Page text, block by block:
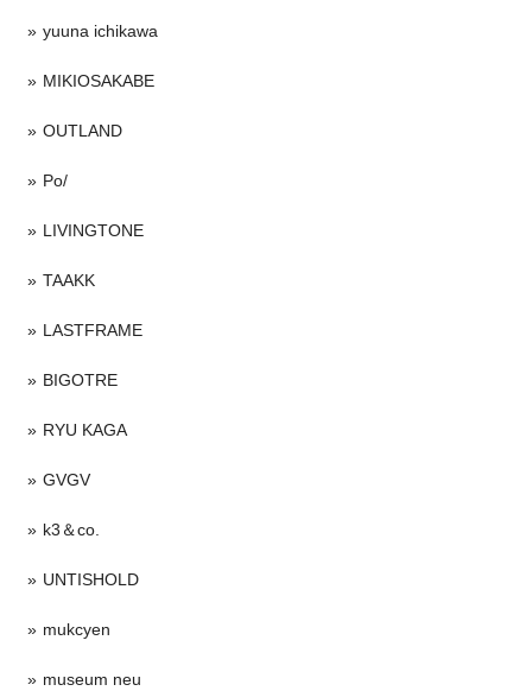
yuuna ichikawa
MIKIOSAKABE
OUTLAND
Po/
LIVINGTONE
TAAKK
LASTFRAME
BIGOTRE
RYU KAGA
GVGV
k3＆co.
UNTISHOLD
mukcyen
museum neu